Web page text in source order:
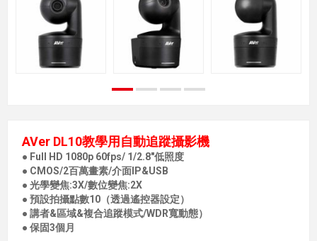
AVer DL10教學用自動追蹤攝影機
● Full HD 1080p 60fps/ 1/2.8"低照度
● CMOS/2百萬畫素/介面IP&USB
● 光學變焦:3X/數位變焦:2X
● 預設拍攝點數10（透過遙控器設定）
● 講者&區域&複合追蹤模式/WDR寬動態）
● 保固3個月